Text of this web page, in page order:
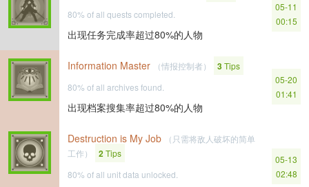
80% of all quests completed.
出现任务完成率超过80%的人物
05-11
00:15
Information Master （情报控制者） 3Tips
80% of all archives found.
出现档案搜集率超过80%的人物
05-20
01:41
Destruction is My Job
（只需将敌人破坏的简单
工作）
2Tips
80% of all unit data unlocked.
05-13
02:48